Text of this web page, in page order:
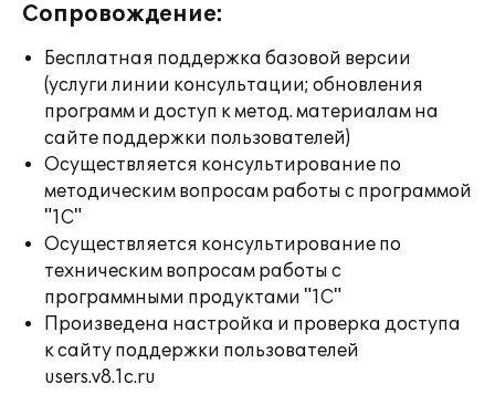
Сопровождение:
Бесплатная поддержка базовой версии
(услуги линии консультации; обновления
программ и доступ к метод. материалам на
сайте поддержки пользователей)
Осуществляется консультирование по
методическим вопросам работы с программой
"1С"
Осуществляется консультирование по
техническим вопросам работы с
программными продуктами "1С"
Произведена настройка и проверка доступа
к сайту поддержки пользователей
users.v8.1c.ru